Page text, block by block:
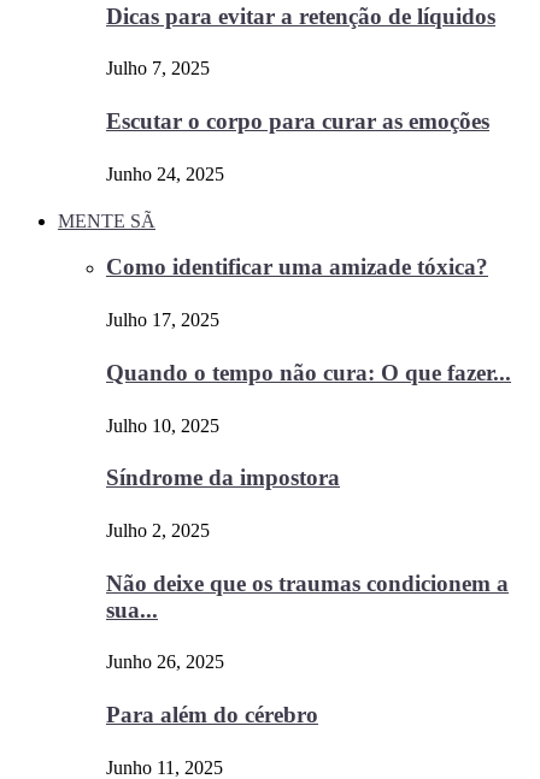
Dicas para evitar a retenção de líquidos
Julho 7, 2025
Escutar o corpo para curar as emoções
Junho 24, 2025
MENTE SÃ
Como identificar uma amizade tóxica?
Julho 17, 2025
Quando o tempo não cura: O que fazer...
Julho 10, 2025
Síndrome da impostora
Julho 2, 2025
Não deixe que os traumas condicionem a
sua...
Junho 26, 2025
Para além do cérebro
Junho 11, 2025